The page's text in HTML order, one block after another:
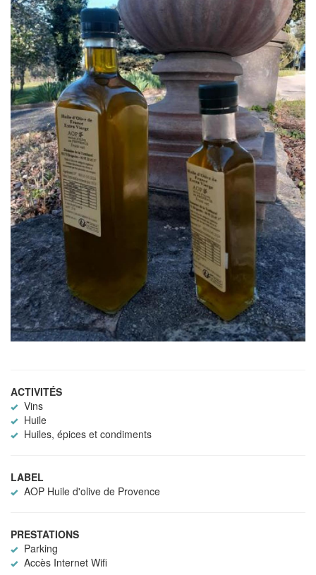
ACTIVITÉS
Vins
Huile
Huiles, épices et condiments
LABEL
AOP Huile d'olive de Provence
PRESTATIONS
Parking
Accès Internet Wifi